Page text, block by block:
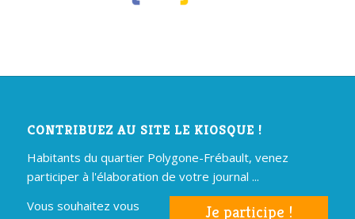
CONTRIBUEZ AU SITE LE KIOSQUE !
Habitants du quartier Polygone-Frébault, venez
participer à l'élaboration de votre journal ...
Je participe !
Vous souhaitez vous